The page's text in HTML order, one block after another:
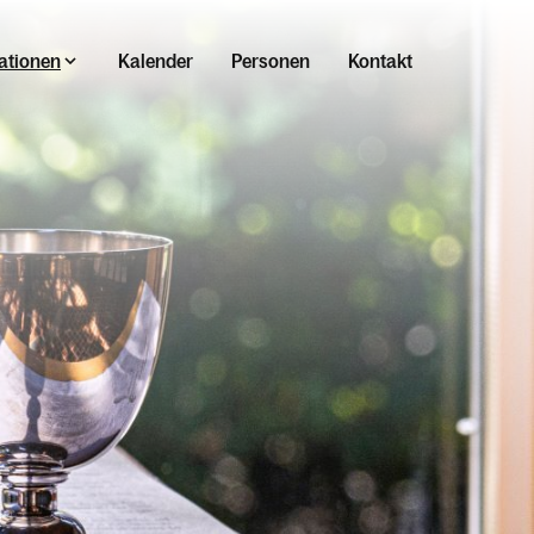
Kalender Personen Kontakt